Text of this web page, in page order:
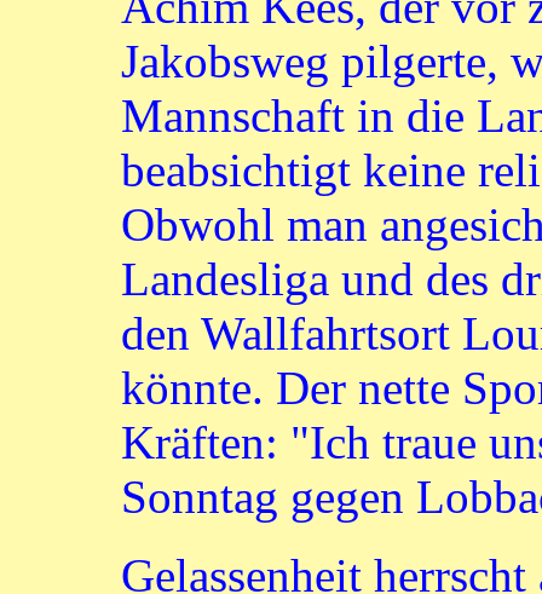
Jakobsweg pilgerte,
Mannschaft in die
beabsichtigt keine
Obwohl man
Landesliga und des
den Wallfahrtsort
könnte. Der nette
Kräften: "Ich traue
Sonntag gegen
Gelassenheit